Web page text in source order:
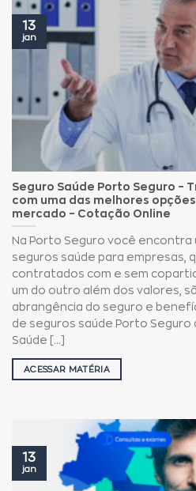
Seguro Saúde Porto Seguro –
com uma das melhores
mercado – Cotação Online
Na Porto Seguro você encontra
seguros saúde para empresas,
contratados com e sem
um do outro além dos valores,
abrangência do seguro e
de seguros saúde Porto Seguro
Saúde [...]
ACESSAR MATÉRIA
13
jan
13
jan